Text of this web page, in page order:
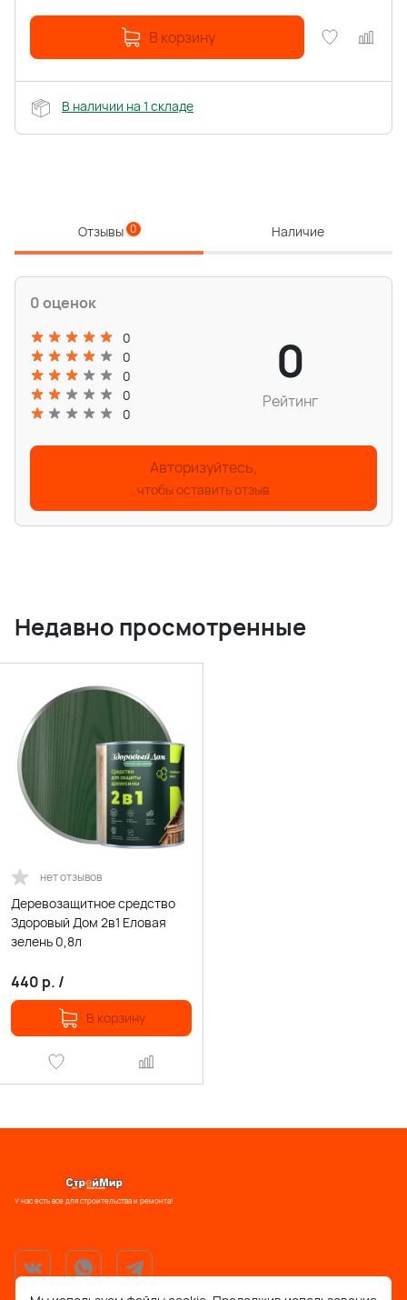
В корзину
В наличии на 1 складе
Отзывы 0 Наличие
0 оценок
0
0
0
0
0
0
Рейтинг
Авторизуйтесь,
чтобы оставить отзыв
Недавно просмотренные
нет отзывов
Деревозащитное средство
Здоровый Дом 2в1 Еловая
зелень 0,8л
440 р. /
В корзину
У нас есть все для строительства и ремонта!